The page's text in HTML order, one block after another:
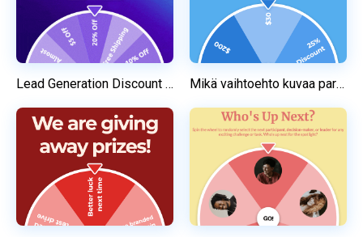
Lead Generation Discount Spinner Mikä vaihtoehto kuvaa parhaiten ostokokemustasi?